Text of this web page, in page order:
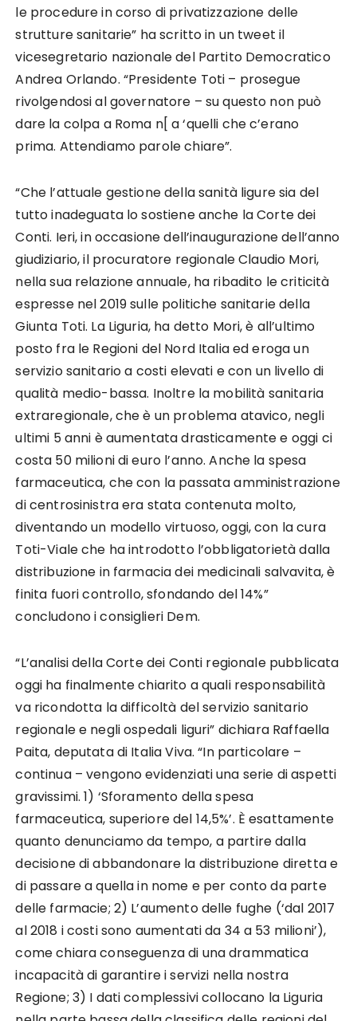
le procedure in corso di privatizzazione delle
strutture sanitarie” ha scritto in un tweet il
vicesegretario nazionale del Partito Democratico
Andrea Orlando. “Presidente Toti – prosegue
rivolgendosi al governatore – su questo non può
dare la colpa a Roma n[ a ‘quelli che c’erano
prima. Attendiamo parole chiare”.
“Che l’attuale gestione della sanità ligure sia del
tutto inadeguata lo sostiene anche la Corte dei
Conti. Ieri, in occasione dell’inaugurazione dell’anno
giudiziario, il procuratore regionale Claudio Mori,
nella sua relazione annuale, ha ribadito le criticità
espresse nel 2019 sulle politiche sanitarie della
Giunta Toti. La Liguria, ha detto Mori, è all’ultimo
posto fra le Regioni del Nord Italia ed eroga un
servizio sanitario a costi elevati e con un livello di
qualità medio-bassa. Inoltre la mobilità sanitaria
extraregionale, che è un problema atavico, negli
ultimi 5 anni è aumentata drasticamente e oggi ci
costa 50 milioni di euro l’anno. Anche la spesa
farmaceutica, che con la passata amministrazione
di centrosinistra era stata contenuta molto,
diventando un modello virtuoso, oggi, con la cura
Toti-Viale che ha introdotto l’obbligatorietà dalla
distribuzione in farmacia dei medicinali salvavita, è
finita fuori controllo, sfondando del 14%”
concludono i consiglieri Dem.
“L’analisi della Corte dei Conti regionale pubblicata
oggi ha finalmente chiarito a quali responsabilità
va ricondotta la difficoltà del servizio sanitario
regionale e negli ospedali liguri” dichiara Raffaella
Paita, deputata di Italia Viva. “In particolare –
continua – vengono evidenziati una serie di aspetti
gravissimi. 1) ‘Sforamento della spesa
farmaceutica, superiore del 14,5%’. È esattamente
quanto denunciamo da tempo, a partire dalla
decisione di abbandonare la distribuzione diretta e
di passare a quella in nome e per conto da parte
delle farmacie; 2) L’aumento delle fughe (‘dal 2017
al 2018 i costi sono aumentati da 34 a 53 milioni’),
come chiara conseguenza di una drammatica
incapacità di garantire i servizi nella nostra
Regione; 3) I dati complessivi collocano la Liguria